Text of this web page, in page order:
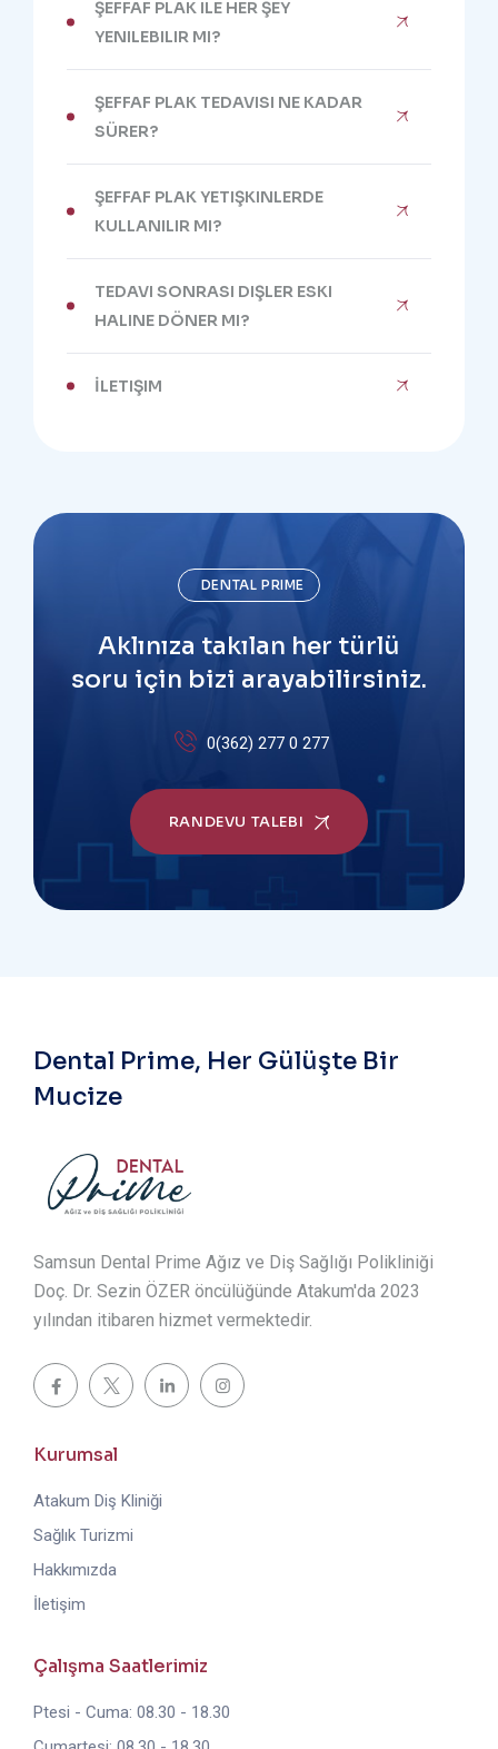
ŞEFFAF PLAK ILE HER ŞEY
YENILEBILIR MI?
ŞEFFAF PLAK TEDAVISI NE KADAR
SÜRER?
ŞEFFAF PLAK YETIŞKINLERDE
KULLANILIR MI?
TEDAVI SONRASI DIŞLER ESKI
HALINE DÖNER MI?
İLETIŞIM
DENTAL PRIME
Aklınıza takılan her türlü
soru için bizi arayabilirsiniz.
0(362) 277 0 277
RANDEVU TALEBI
Dental Prime, Her Gülüşte Bir
Mucize
Samsun Dental Prime Ağız ve Diş Sağlığı Polikliniği
Doç. Dr. Sezin ÖZER öncülüğünde Atakum'da 2023
yılından itibaren hizmet vermektedir.
Kurumsal
Atakum Diş Kliniği
Sağlık Turizmi
Hakkımızda
İletişim
Çalışma Saatlerimiz
Ptesi - Cuma: 08.30 - 18.30